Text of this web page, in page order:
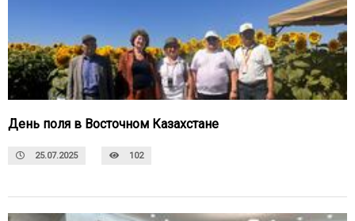
День поля в Восточном Казахстане
25.07.2025 102